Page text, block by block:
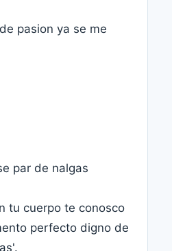
pasion ya se me
par de nalgas
tu cuerpo te conosco
perfecto digno de